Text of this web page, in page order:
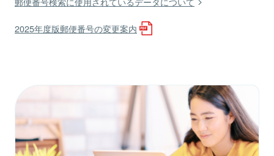
2025年度版郵便番号の変更案内